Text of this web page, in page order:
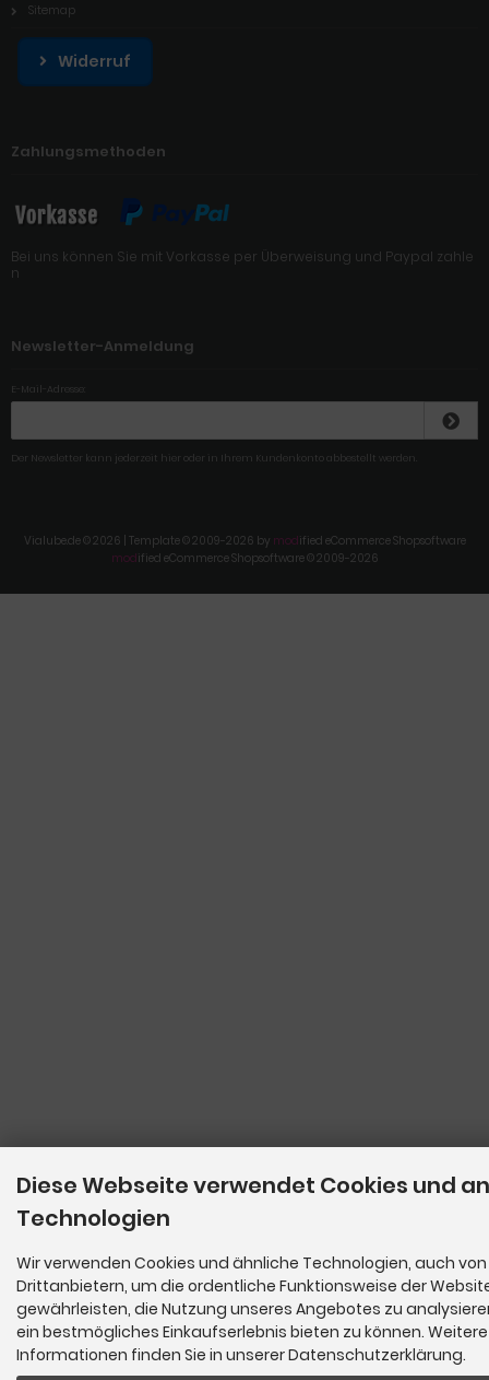
Sitemap
Widerruf
Zahlungsmethoden
Bei uns können Sie mit Vorkasse per Überweisung und Paypal zahle
n
Newsletter-Anmeldung
E-Mail-Adresse:
Der Newsletter kann jederzeit hier oder in Ihrem Kundenkonto abbestellt werden.
Vialube.de © 2026 | Template © 2009-2026 by modified eCommerce Shopsoftware
modified eCommerce Shopsoftware © 2009-2026
Diese Webseite verwendet Cookies und
Technologien
Wir verwenden Cookies und ähnliche Technologien, auch von
Drittanbietern, um die ordentliche Funktionsweise der
gewährleisten, die Nutzung unseres Angebotes zu
ein bestmögliches Einkaufserlebnis bieten zu können. Weitere
Informationen finden Sie in unserer Datenschutzerklärung.